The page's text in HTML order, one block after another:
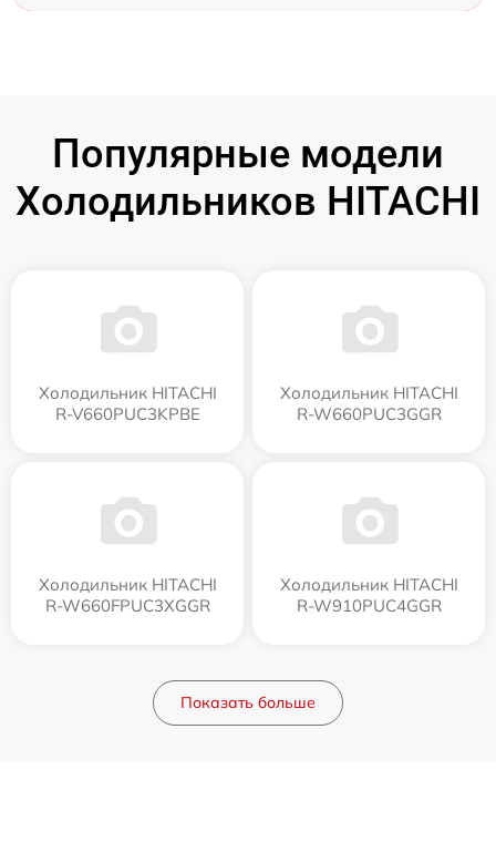
Популярные модели
Холодильников HITACHI
Холодильник HITACHI
R-V660PUC3KPBE
Холодильник HITACHI
R-W660PUC3GGR
Холодильник HITACHI
R-W660FPUC3XGGR
Холодильник HITACHI
R-W910PUC4GGR
Показать больше